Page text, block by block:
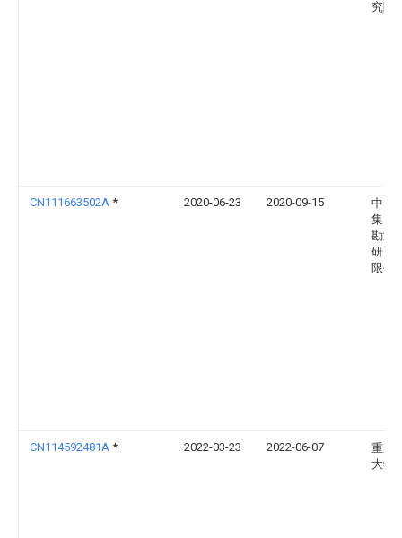
究院
CN111663502A * 2020-06-23 2020-09-15
中国
集团
勘测
研究
限公
CN114592481A * 2022-03-23 2022-06-07
重庆
大学